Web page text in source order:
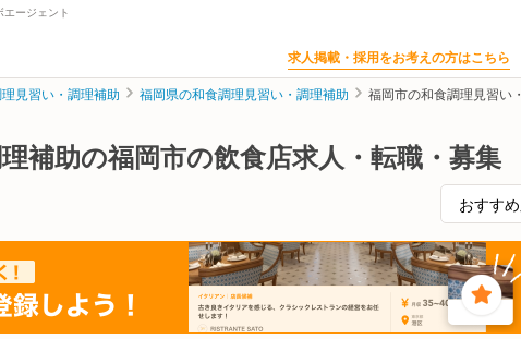
ージェント
求人掲載・採用をお考えの方はこちら
見習い・調理補助 福岡県の和食調理見習い・調理補助 福岡市の和食調理見習い
補助の福岡市の飲食店求人・転職・募集